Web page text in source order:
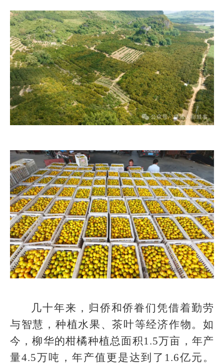
几十年来，归侨和侨眷们凭借着勤劳
与智慧，种植水果、茶叶等经济作物。如
今，柳华的柑橘种植总面积1.5万亩，年产
量4.5万吨，年产值更是达到了1.6亿元。